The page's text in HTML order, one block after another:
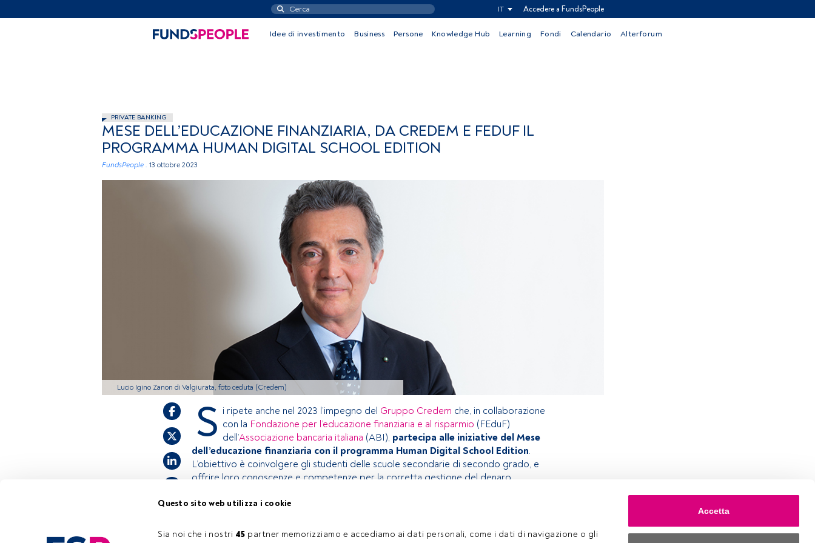
Questo sito web utilizza i cookie
Sia noi che i nostri 45 partner memorizziamo e accediamo ai dati personali, come i dati di navigazione o gli
Accetta
IT Accedere a FundsPeople
Idee di investimento Business Persone Knowledge Hub Learning Fondi Calendario Alterforum
PRIVATE BANKING
MESE DELL’EDUCAZIONE FINANZIARIA, DA CREDEM E FEDUF IL
PROGRAMMA HUMAN DIGITAL SCHOOL EDITION
FundsPeople . 13 ottobre 2023
Lucio Igino Zanon di Valgiurata, foto ceduta (Credem)
S i ripete anche nel 2023 l’impegno del Gruppo Credem che, in collaborazione
con la Fondazione per l’educazione finanziaria e al risparmio (FEduF)
dell’Associazione bancaria italiana (ABI), partecipa alle iniziative del Mese
dell’educazione finanziaria con il programma Human Digital School Edition.
L’obiettivo è coinvolgere gli studenti delle scuole secondarie di secondo grado, e
offrire loro conoscenze e competenze per la corretta gestione del denaro.
accedi tramite il pulsante Login. Se non hai ancora un account, ti invitiamo a